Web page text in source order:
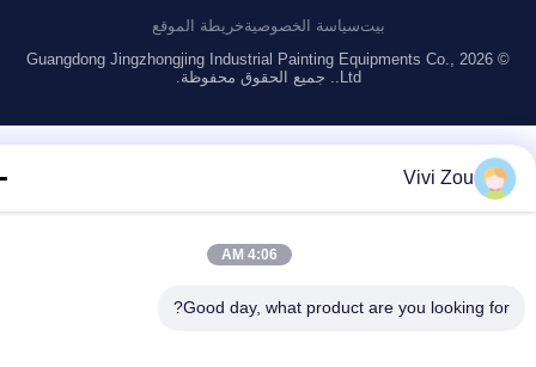
سياسة الخصوصيةخريطة الموقع
© 2026 Guangdong Jingzhongjing Industrial Painting Equipments Co.,
Vivi Zou
4:06 AM
Good day, what product are you looking